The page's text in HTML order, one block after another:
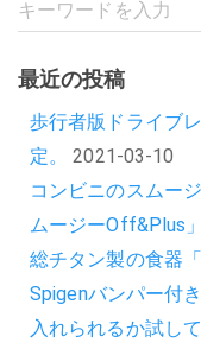
最近の投稿
歩行者版ドライブ
定。
2021-03-10
コンビニのスムー
ムージーOff&Plus
総チタン製の食器
Spigenバンパー付
入れられるか試し